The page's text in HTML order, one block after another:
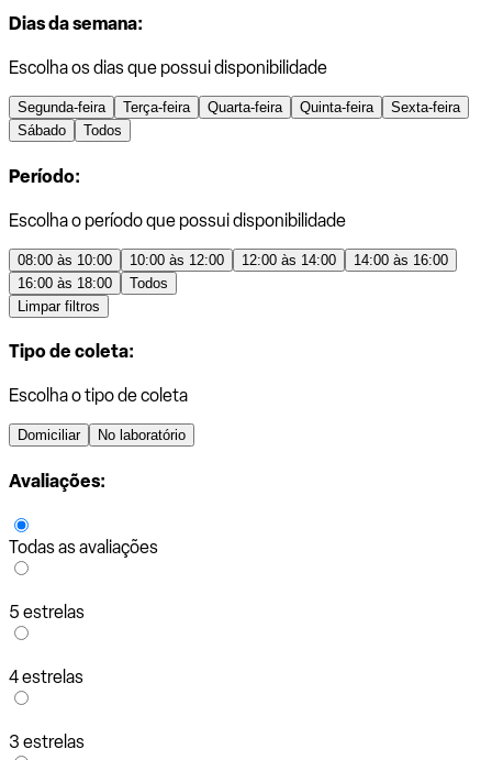
Dias da semana:
Escolha os dias que possui disponibilidade
Segunda-feira Terça-feira Quarta-feira Quinta-feira
Sexta-feira
Sábado
Todos
Período:
Escolha o período que possui disponibilidade
08:00 às 10:00 10:00 às 12:00 12:00 às 14:00
14:00 às 16:00
16:00 às 18:00
Todos
Limpar filtros
Tipo de coleta:
Escolha o tipo de coleta
Domiciliar No laboratório
Avaliações:
Todas as avaliações
5 estrelas
4 estrelas
3 estrelas